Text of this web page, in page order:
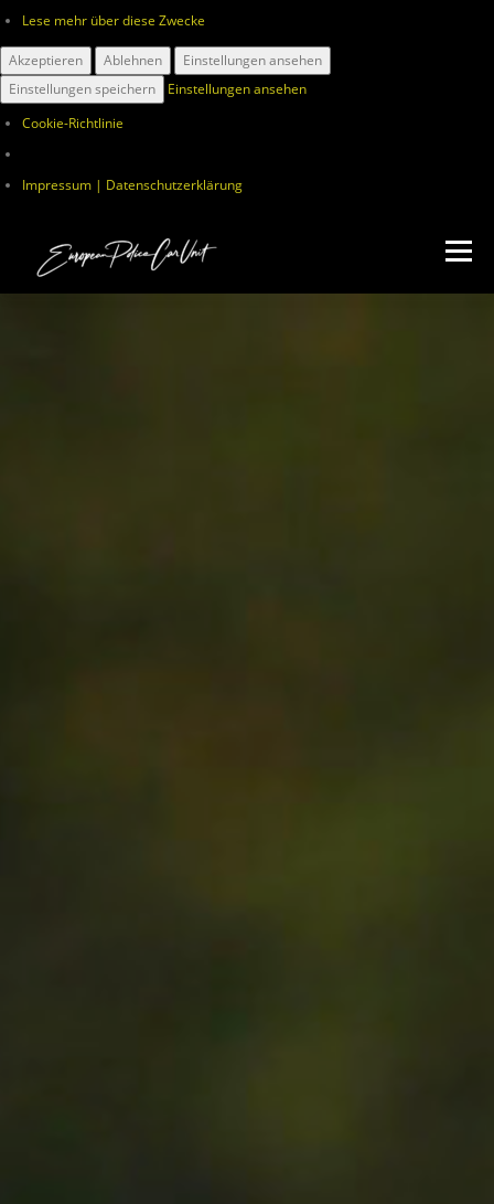
Lese mehr über diese Zwecke
Akzeptieren Ablehnen
Einstellungen ansehen
Einstellungen speichern
Einstellungen ansehen
Cookie-Richtlinie
Impressum | Datenschutzerklärung
springen
Menü